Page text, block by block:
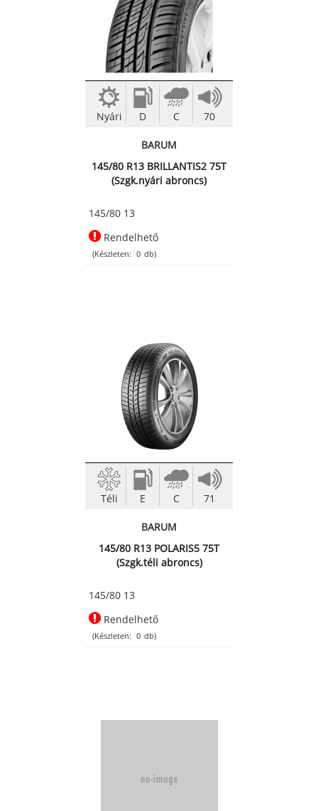
Nyári D C 70
BARUM
145/80 R13 BRILLANTIS2 75T
(Szgk.nyári abroncs)
145/80 13
Rendelhető
(Készleten: 0 db)
Téli E C 71
BARUM
145/80 R13 POLARIS5 75T
(Szgk.téli abroncs)
145/80 13
Rendelhető
(Készleten: 0 db)